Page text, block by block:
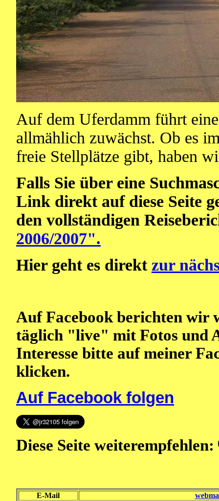
Auf dem Uferdamm führt
allmählich zuwächst. Ob es
freie Stellplätze gibt, haben
Falls Sie über eine
Link direkt auf diese Seite
den vollständigen
2006/2007".
Hier geht es direkt zur
Auf Facebook berichten wir
täglich "live" mit Fotos und
Interesse bitte auf meiner
klicken.
Auf Facebook folgen
Diese Seite weiterempfehlen:
E-Mail